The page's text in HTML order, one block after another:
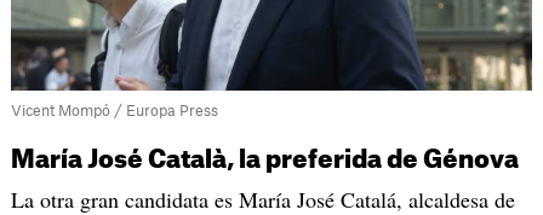
Vicent Mompó / Europa Press
María José Català, la preferida de Génova
La otra gran candidata es María José Catalá, alcaldesa de